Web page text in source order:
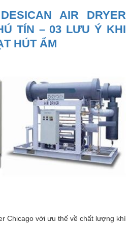
AIR DRYER
TÍN – 03 LƯU Ý KHI
HÚT ẨM
Chicago với ưu thế về chất lượng khí